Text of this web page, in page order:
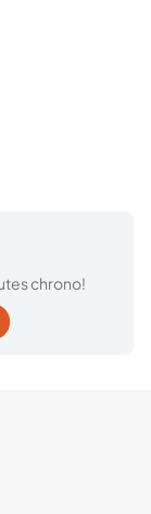
chrono!